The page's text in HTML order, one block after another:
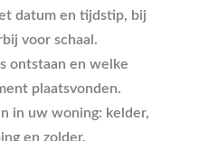
datum en tijdstip, bij
voor schaal.
ontstaan en welke
plaatsvonden.
in uw woning: kelder,
en zolder.